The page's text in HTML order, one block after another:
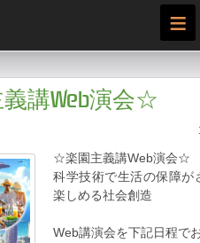
≡
義講Web演会☆
☆楽園主義講Web演会☆
科学技術で生活の保障が
楽しめる社会創造
Web講演会を下記日程で